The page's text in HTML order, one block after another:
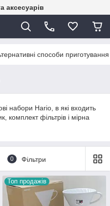
аксесуарів
способи
набори Hario, в які входить
комплект фільтрів і мірна
0 Фільтри
Топ продажів